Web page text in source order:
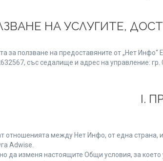
НА УСЛУГИТЕ,
за ползване на предоставяните от „Нет
със седалище и адрес на управление:
І.
между Нет Инфо, от една страна,
Adwise.
да изменя настоящите Общи условия, за